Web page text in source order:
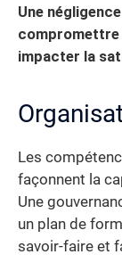
Une
compromettre
impacter la
Les
façonnent la
Une
un plan de
savoir-faire et